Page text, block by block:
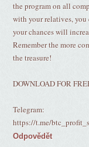
the program on all
with your relatives, you
your chances will
Remember the more
the treasure!
DOWNLOAD FOR
Telegram:
https://t.me/
Odpovědět